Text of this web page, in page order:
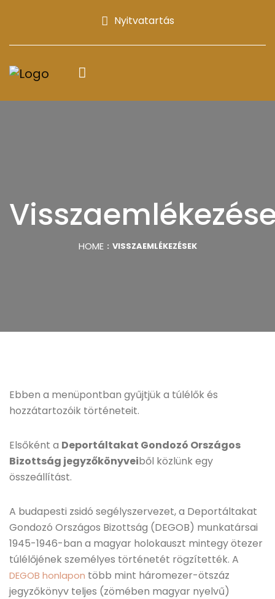
Nyitvatartás
HOME VISSZAEMLÉKEZÉSEK
Ebben a menüpontban gyűjtjük a túlélők és
hozzátartozóik történeteit.
Elsőként a Deportáltakat Gondozó Országos
Bizottság jegyzőkönyveiből közlünk egy
összeállítást.
A budapesti zsidó segélyszervezet, a Deportáltakat
Gondozó Országos Bizottság (DEGOB) munkatársai
1945-1946-ban a magyar holokauszt mintegy ötezer
túlélőjének személyes történetét rögzítették. A
DEGOB honlapon több mint háromezer-ötszáz
jegyzőkönyv teljes (zömében magyar nyelvű)